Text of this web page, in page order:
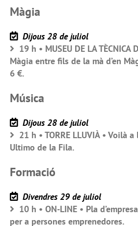
Màgia
Dijous 28 de juliol
19 h • MUSEU DE LA TÈCNICA
Màgia entre fils de la mà d’en
6 €.
Música
Dijous 28 de juliol
21 h • TORRE LLUVIÀ • Voilà
Ultimo de la Fila.
Formació
Divendres 29 de juliol
10 h • ON-LINE • Pla
per a persones emprenedores.